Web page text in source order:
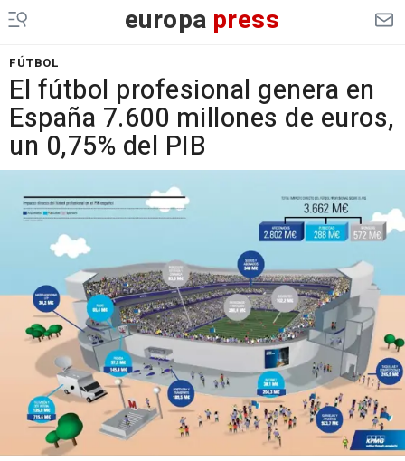
europa press
FÚTBOL
El fútbol profesional genera en
España 7.600 millones de euros,
un 0,75% del PIB